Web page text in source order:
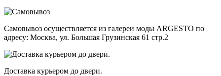
Самовывоз осуществляется из галереи моды ARGESTO по
адресу: Москва, ул. Большая Грузинская 61 стр.2
Доставка курьером до двери.